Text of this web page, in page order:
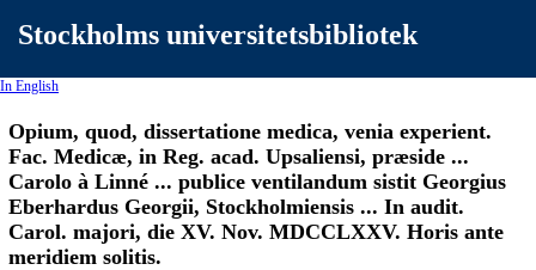
Stockholms universitetsbibliotek
In English
Opium, quod, dissertatione medica, venia experient.
Fac. Medicæ, in Reg. acad. Upsaliensi, præside ...
Carolo à Linné ... publice ventilandum sistit Georgius
Eberhardus Georgii, Stockholmiensis ... In audit.
Carol. majori, die XV. Nov. MDCCLXXV. Horis ante
meridiem solitis.